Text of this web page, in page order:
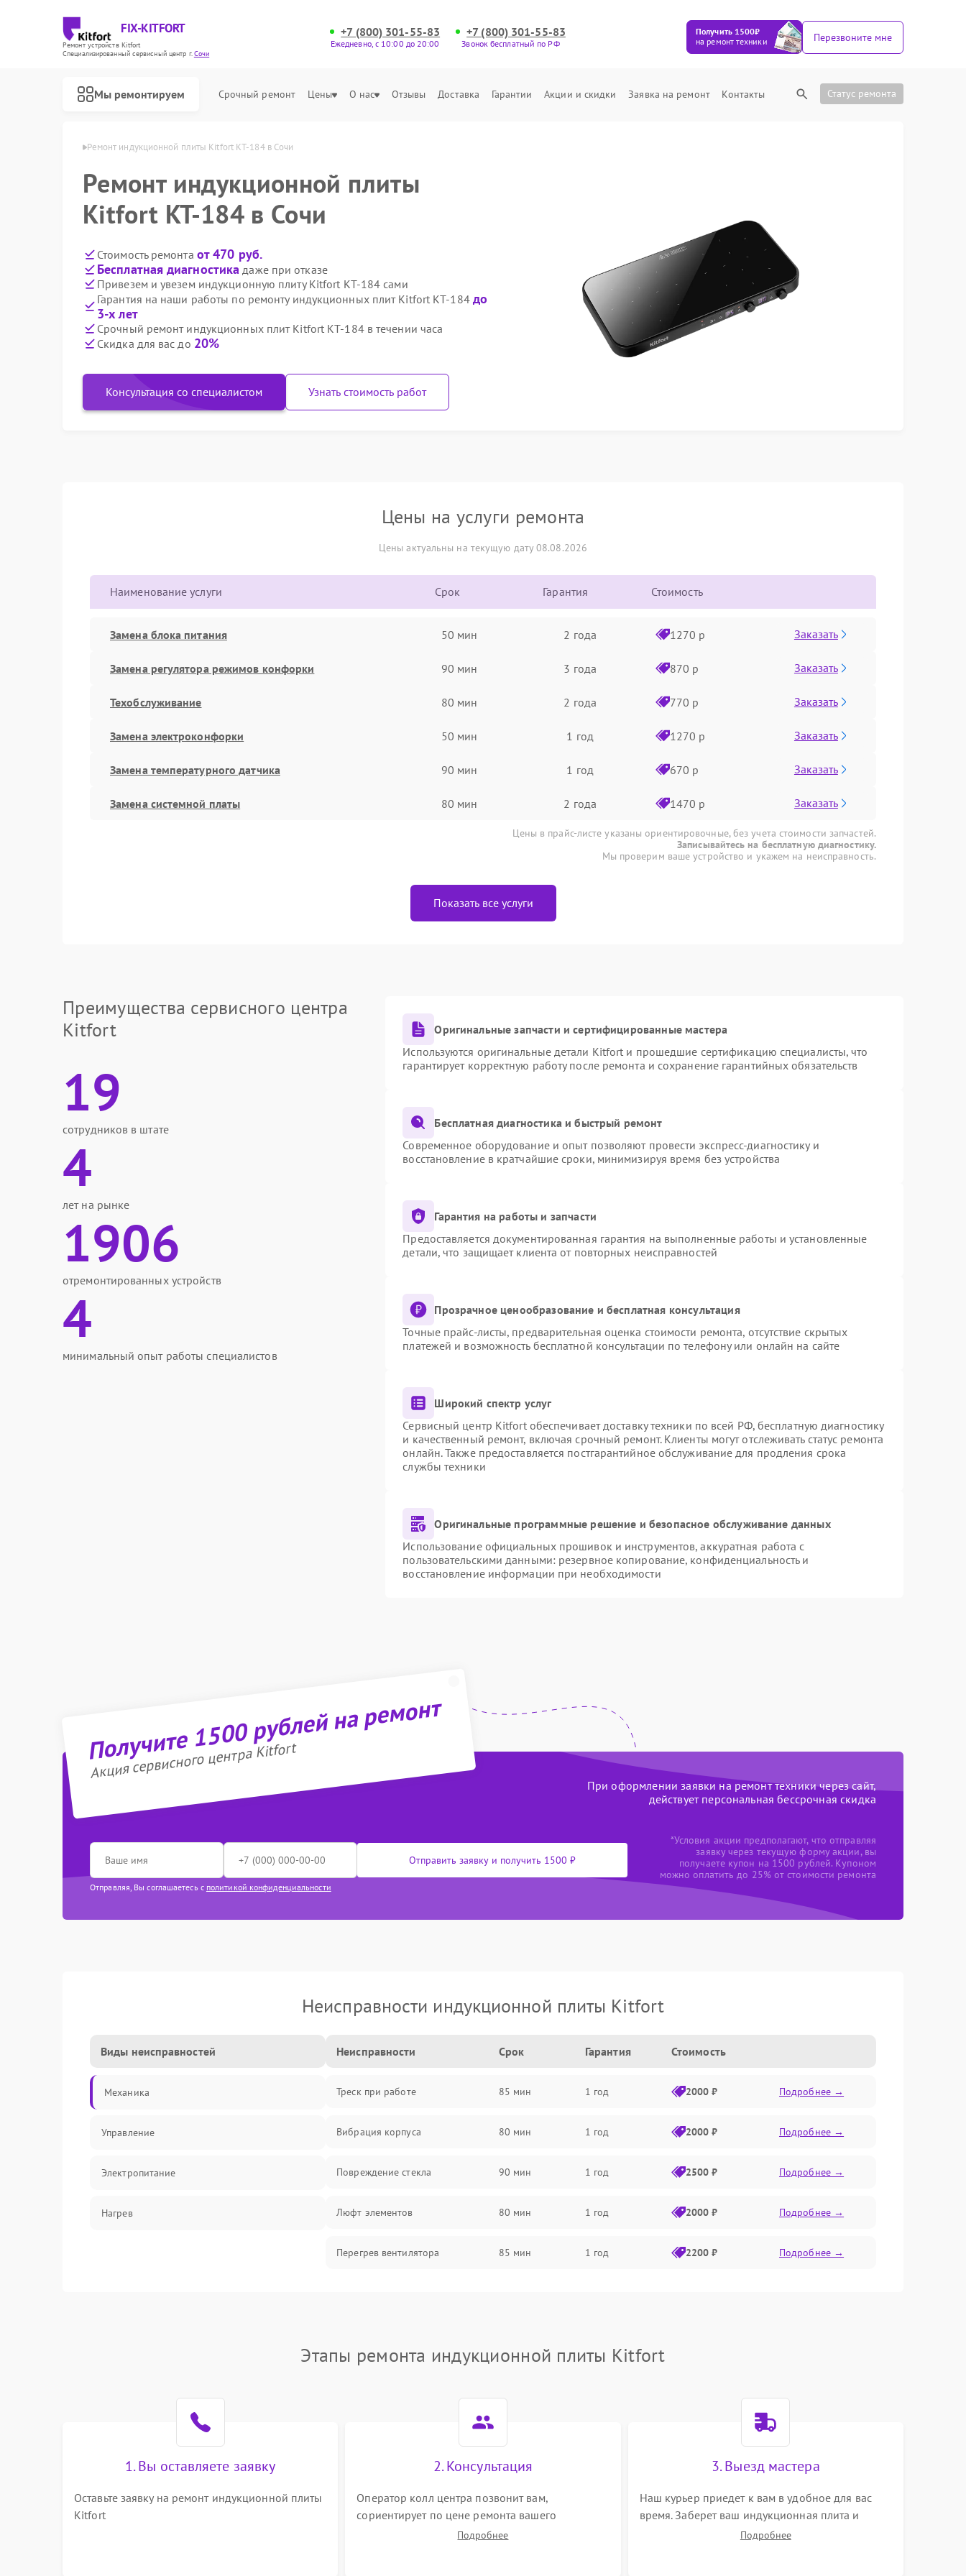
FIX-KITFORT
Ремонт устройств Kitfort
Специализированный cервисный центр г.Сочи
+7 (800) 301-55-83
Ежедневно, с 10:00 до 20:00
+7 (800) 301-55-83
Звонок бесплатный по РФ
Получить 1500₽
на ремонт техники
Перезвоните мне
Мы ремонтируем Срочный ремонт Цены О нас Отзывы Доставка Гарантии Акции и скидки Заявка на ремонт Контакты Статус ремонта
Ремонт индукционной плиты Kitfort КТ-184 в Сочи
Ремонт индукционной плиты
Kitfort КТ-184 в Сочи
Стоимость ремонта от 470 руб.
Бесплатная диагностика даже при отказе
Привезем и увезем индукционную плиту Kitfort КТ-184 сами
Гарантия на наши работы по ремонту индукционных плит Kitfort КТ-184 до
3-х лет
Срочный ремонт индукционных плит Kitfort КТ-184 в течении часа
Скидка для вас до 20%
Консультация со специалистом Узнать стоимость работ
Цены на услуги ремонта
Цены актуальны на текущую дату 08.08.2026
Наименование услуги Срок Гарантия Стоимость
Замена блока питания 50 мин 2 года 1270 р Заказать
Замена регулятора режимов конфорки 90 мин 3 года 870 р Заказать
Техобслуживание 80 мин 2 года 770 р Заказать
Замена электроконфорки 50 мин 1 год 1270 р Заказать
Замена температурного датчика 90 мин 1 год 670 р Заказать
Замена системной платы 80 мин 2 года 1470 р Заказать
Цены в прайс-листе указаны ориентировочные, без учета стоимости запчастей.
Записывайтесь на бесплатную диагностику.
Мы проверим ваше устройство и укажем на неисправность.
Показать все услуги
Преимущества сервисного центра
Kitfort
19
сотрудников в штате
4
лет на рынке
1906
отремонтированных устройств
4
минимальный опыт работы специалистов
Оригинальные запчасти и сертифицированные мастера
Используются оригинальные детали Kitfort и прошедшие сертификацию специалисты, что
гарантирует корректную работу после ремонта и сохранение гарантийных обязательств
Бесплатная диагностика и быстрый ремонт
Современное оборудование и опыт позволяют провести экспресс-диагностику и
восстановление в кратчайшие сроки, минимизируя время без устройства
Гарантия на работы и запчасти
Предоставляется документированная гарантия на выполненные работы и установленные
детали, что защищает клиента от повторных неисправностей
Прозрачное ценообразование и бесплатная консультация
Точные прайс-листы, предварительная оценка стоимости ремонта, отсутствие скрытых
платежей и возможность бесплатной консультации по телефону или онлайн на сайте
Широкий спектр услуг
Сервисный центр Kitfort обеспечивает доставку техники по всей РФ, бесплатную диагностику
и качественный ремонт, включая срочный ремонт. Клиенты могут отслеживать статус ремонта
онлайн. Также предоставляется постгарантийное обслуживание для продления срока
службы техники
Оригинальные программные решение и безопасное обслуживание данных
Использование официальных прошивок и инструментов, аккуратная работа с
пользовательскими данными: резервное копирование, конфиденциальность и
восстановление информации при необходимости
Получите 1500 рублей на ремонт
Акция сервисного центра Kitfort
При оформлении заявки на ремонт техники через сайт,
действует персональная бессрочная скидка
Отправить заявку и получить 1500 ₽
Отправляя, Вы соглашаетесь с политикой конфиденциальности
*Условия акции предполагают, что отправляя
заявку через текущую форму акции, вы
получаете купон на 1500 рублей. Купоном
можно оплатить до 25% от стоимости ремонта
Неисправности индукционной плиты Kitfort
Виды неисправностей
Механика
Управление
Электропитание
Нагрев
Неисправности Срок Гарантия Стоимость
Треск при работе 85 мин 1 год 2000 ₽ Подробнее →
Вибрация корпуса 80 мин 1 год 2000 ₽ Подробнее →
Повреждение стекла 90 мин 1 год 2500 ₽ Подробнее →
Люфт элементов 80 мин 1 год 2000 ₽ Подробнее →
Перегрев вентилятора 85 мин 1 год 2200 ₽ Подробнее →
Этапы ремонта индукционной плиты Kitfort
1. Вы оставляете заявку
Оставьте заявку на ремонт индукционной плиты
Kitfort
2. Консультация
Оператор колл центра позвонит вам,
сориентирует по цене ремонта вашего
индукционной плиты а также ответит на все
Подробнее
3. Выезд мастера
Наш курьер приедет к вам в удобное для вас
время. Заберет ваш индукционная плита и
привезет на склад для диагностики.
Подробнее